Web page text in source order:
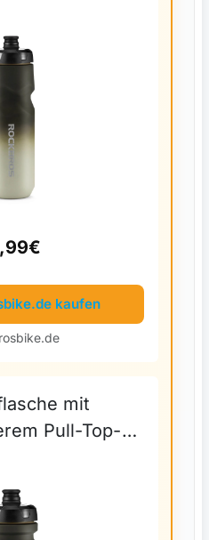
Weiß (750ml)
kaufen
mit
Pull-Top-
Weiß (600ml)